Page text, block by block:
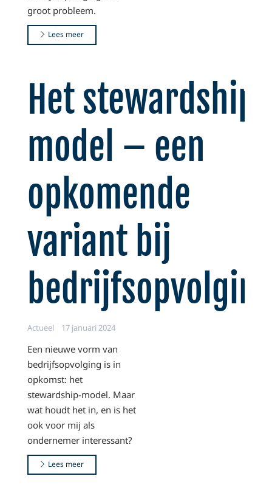
groot probleem.
Lees meer
Het stewardship-
model – een
opkomende
variant bij
Actueel 17 januari 2024
Een nieuwe vorm van
bedrijfsopvolging is in
opkomst: het
stewardship-model. Maar
wat houdt het in, en is het
ook voor mij als
ondernemer interessant?
Lees meer